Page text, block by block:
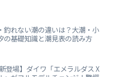
釣れない潮の違いは？大潮・小
の基礎知識と潮見表の読み方
登場】ダイワ「エメラルダス X